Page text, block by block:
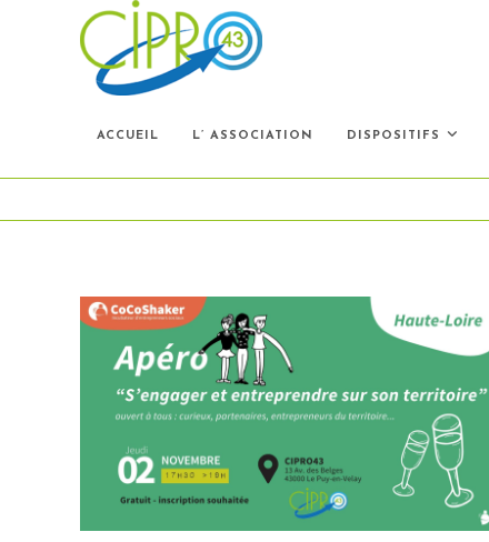
ACCUEIL L’ ASSOCIATION DISPOSITIFS